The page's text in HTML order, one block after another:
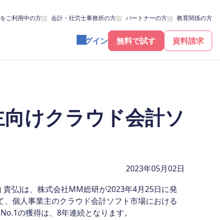
ご利用中の方 会計・社労士事務所の方 パートナーの方 教育関係の方
無料で試す 資料請求
ログイン
けクラウド会計ソ
2023年05月02日
弘)は、株式会社MM総研が2023年4月25日に発
個人事業主のクラウド会計ソフト市場における
の獲得は、8年連続となります。